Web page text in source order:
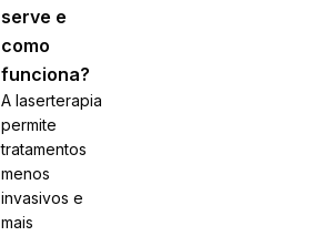
serve e
como
funciona?
A laserterapia
permite
tratamentos
menos
invasivos e
mais